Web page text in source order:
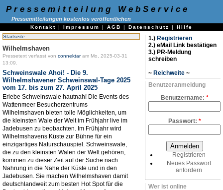
Pressemitteilung WebService
Pressemitteilungen kostenlos veröffentlichen
Kontakt | Impressum | AGB | Datenschutz | Hilfe
Startseite
Wilhelmshaven
Pressetext verfasst von connektaram Mo, 2025-03-31
13:09.
Schweinswale Ahoi! - Die 9.
Wilhelmshavener Schweinswal-Tage 2025
vom 17. bis zum 27. April 2025
Erlebe Schweinswale hautnah! Die Events des
Wattenmeer Besucherzentrums
Wilhelmshaven bieten tolle Möglichkeiten, um
die kleinsten Wale der Welt im Frühjahr live im
Jadebusen zu beobachten. Im Frühjahr wird
Wilhelmshavens Küste zur Bühne für ein
einzigartiges Naturschauspiel. Schweinswale,
die zu den kleinsten Walen der Welt gehören,
kommen zu dieser Zeit auf der Suche nach
Nahrung in die Nähe der Küste und in den
Jadebusen. Sie machen Wilhelmshaven damit
deutschlandweit zum besten Hot Spot für die
1.) Registrieren
2.) eMail Link bestätigen
3.) PR-Meldung
schreiben
~ Reichweite ~
Benutzeranmeldung
Benutzername: *
Passwort: *
Registrieren
Neues Passwort
anfordern
Wer ist online